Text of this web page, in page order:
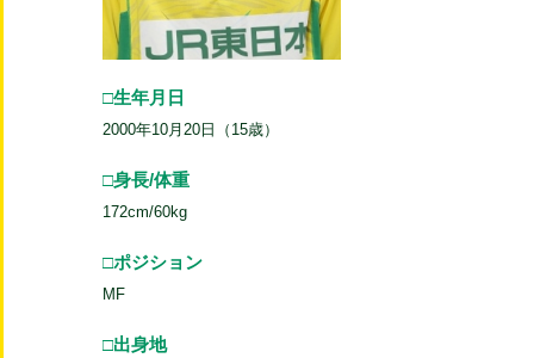
□生年月日
2000年10月20日（15歳）
□身長/体重
172cm/60kg
□ポジション
MF
□出身地